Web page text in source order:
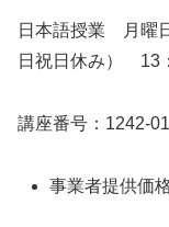
日本語授業 月曜
日祝日休み） 13
講座番号：1242-
事業者提供価